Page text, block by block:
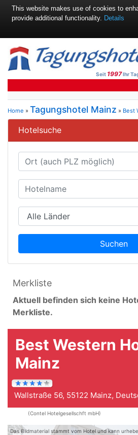
Seit 1997Ihr
Home » Tagungshotel Mainz » Best
Hotelsuche
Suchen
Merkliste
Aktuell befinden sich keine
Merkliste.
Best Western
Mainz
Wallstraße 56, 55122 Mainz,
(Contel Hotelgesellschft mbH)
Das Bildmaterial stammt vom Hotel und kann
This website makes use of cookies to
provide additional functionality. Details